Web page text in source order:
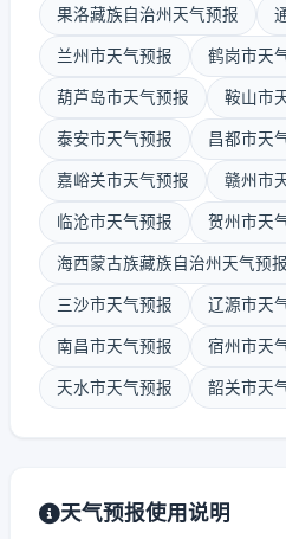
果洛藏族自治州天气预报
兰州市天气预报 鹤岗市天
葫芦岛市天气预报 鞍山市
泰安市天气预报 昌都市天
嘉峪关市天气预报 赣州市
临沧市天气预报 贺州市天
海西蒙古族藏族自治州天气预报
三沙市天气预报 辽源市天
南昌市天气预报 宿州市天
天水市天气预报 韶关市天
天气预报使用说明